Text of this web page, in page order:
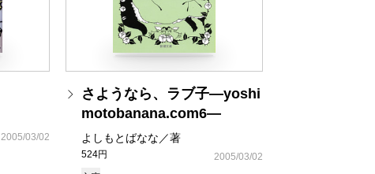
2005/03/02
さようなら、ラブ子―yoshi
motobanana.com6―
よしもとばなな／著
524円
2005/03/02